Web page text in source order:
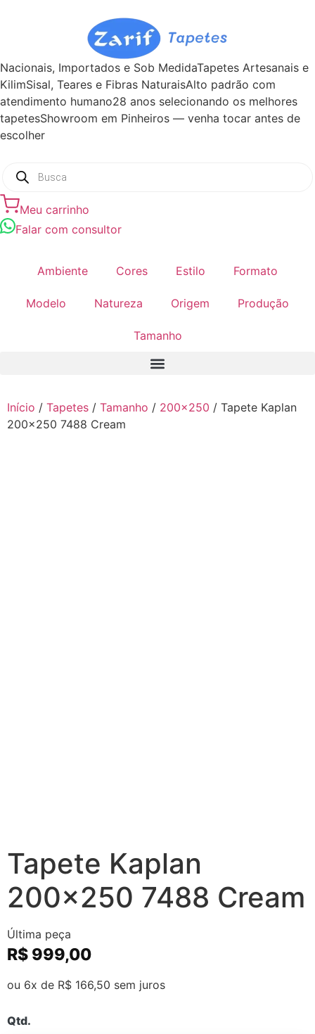
Nacionais, Importados e Sob MedidaTapetes Artesanais e
KilimSisal, Teares e Fibras NaturaisAlto padrão com
atendimento humano28 anos selecionando os melhores
tapetesShowroom em Pinheiros — venha tocar antes de
escolher
Meu carrinho
Falar com consultor
Ambiente Cores Estilo Formato
Modelo Natureza Origem Produção
Tamanho
Início / Tapetes / Tamanho / 200x250 / Tapete Kaplan
200×250 7488 Cream
Tapete Kaplan
200×250 7488 Cream
Última peça
R$ 999,00
ou 6x de R$ 166,50 sem juros
Qtd.